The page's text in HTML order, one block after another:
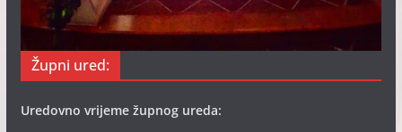
Župni ured:
Uredovno vrijeme župnog ureda: